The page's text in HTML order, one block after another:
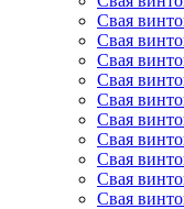
Свая
Свая
Свая
Свая
Свая
Свая
Свая
Свая
Свая
Свая